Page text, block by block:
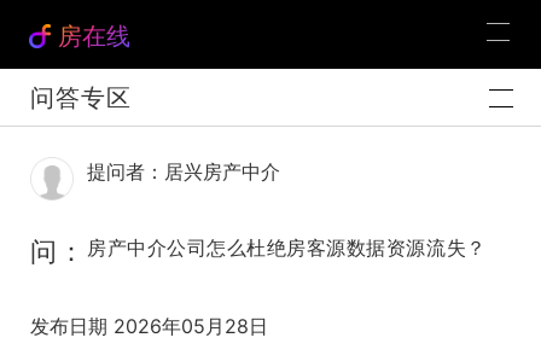
房在线
问答专区
提问者：居兴房产中介
问： 房产中介公司怎么杜绝房客源数据资源流失？
发布日期 2026年05月28日